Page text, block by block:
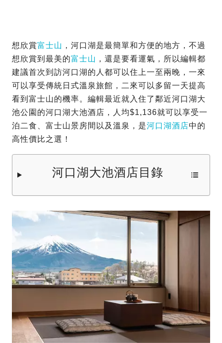
想欣賞富士山 ，河口湖是最簡單和方便的地方，不過
想欣賞到最美的富士山 ，還是要看運氣，所以編輯都
建議首次到訪河口湖的人都可以住上一至兩晚，一來
可以享受傳統日式溫泉旅館，二來可以多留一天提高
看到富士山的機率。編輯最近就入住了鄰近河口湖大
池公園的河口湖大池酒店，人均$1,136就可以享受一
泊二食、富士山景房間以及溫泉，是河口湖酒店中的
高性價比之選！
河口湖大池酒店目錄